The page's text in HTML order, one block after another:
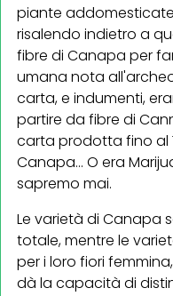
piante
risalendo indietro a
fibre di Canapa per
umana nota
carta, e indumenti,
partire da fibre di
carta prodotta fino al
Canapa... O era
sapremo mai.
Le varietà di Canapa
totale, mentre le
per i loro fiori
dà la capacità di